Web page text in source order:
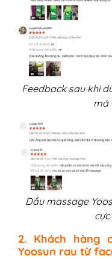
Feedback sau khi
má
Dầu massage
2. Khách hàng
Yoosun rau từ